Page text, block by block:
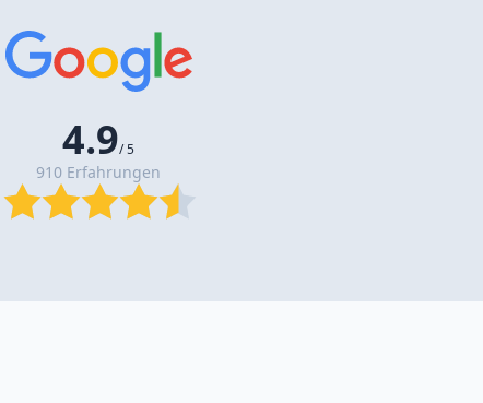
4.9/ 5
910 Erfahrungen